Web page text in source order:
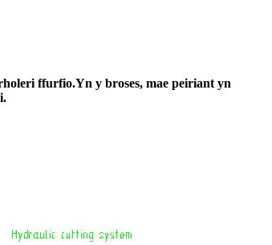
ffurfio.Yn y broses, mae peiriant yn